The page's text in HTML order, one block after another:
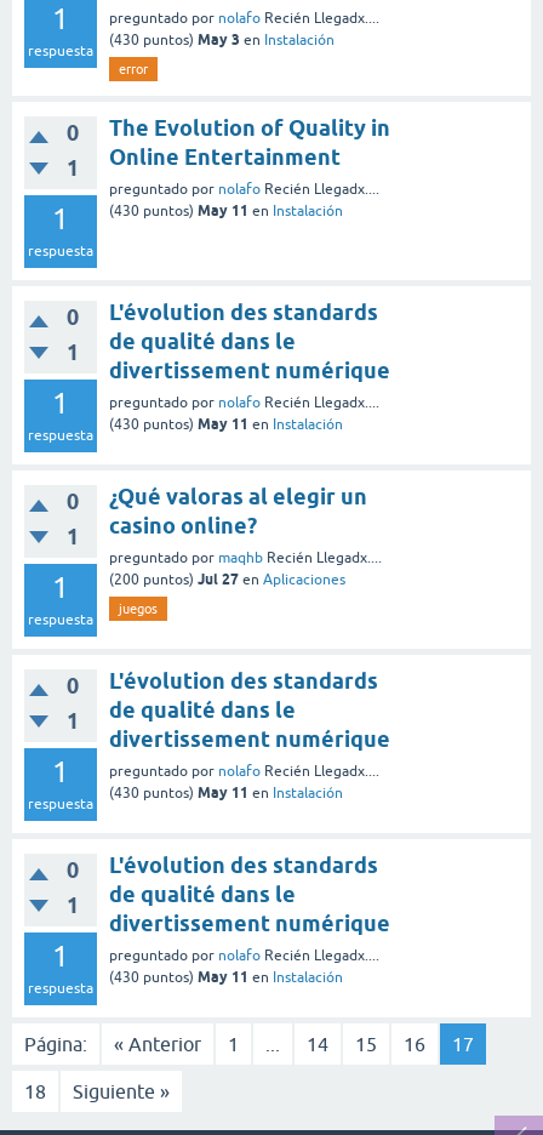
1
respuesta
preguntado por nolafo Recién Llegadx....
(430 puntos) May 3 en Instalación
error
0
1
1
respuesta
The Evolution of Quality in
Online Entertainment
preguntado por nolafo Recién Llegadx....
(430 puntos) May 11 en Instalación
0
1
1
respuesta
L'évolution des standards
de qualité dans le
divertissement numérique
preguntado por nolafo Recién Llegadx....
(430 puntos) May 11 en Instalación
0
1
1
respuesta
¿Qué valoras al elegir un
casino online?
preguntado por maqhb Recién Llegadx....
(200 puntos) Jul 27 en Aplicaciones
juegos
0
1
1
respuesta
L'évolution des standards
de qualité dans le
divertissement numérique
preguntado por nolafo Recién Llegadx....
(430 puntos) May 11 en Instalación
0
1
1
respuesta
L'évolution des standards
de qualité dans le
divertissement numérique
preguntado por nolafo Recién Llegadx....
(430 puntos) May 11 en Instalación
Página: « Anterior 1 14 15 16 17
18 Siguiente »